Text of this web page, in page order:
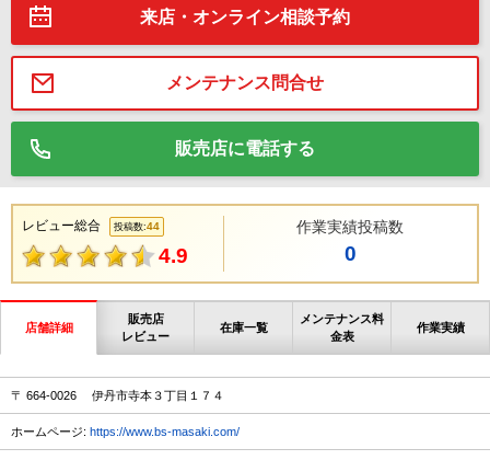
来店・オンライン相談予約
メンテナンス問合せ
販売店に電話する
レビュー総合 投稿数:44
4.9
作業実績投稿数
0
店舗詳細
販売店
レビュー
在庫一覧
メンテナンス料
金表
作業実績
〒 664-0026 伊丹市寺本３丁目１７４
ホームページ: https://www.bs-masaki.com/